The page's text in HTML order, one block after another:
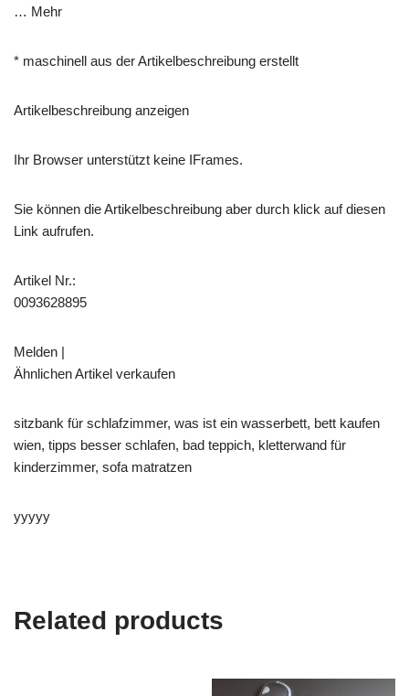
… Mehr
* maschinell aus der Artikelbeschreibung erstellt
Artikelbeschreibung anzeigen
Ihr Browser unterstützt keine IFrames.
Sie können die Artikelbeschreibung aber durch klick auf diesen
Link aufrufen.
Artikel Nr.:
0093628895
Melden |
Ähnlichen Artikel verkaufen
sitzbank für schlafzimmer, was ist ein wasserbett, bett kaufen
wien, tipps besser schlafen, bad teppich, kletterwand für
kinderzimmer, sofa matratzen
yyyyy
Related products